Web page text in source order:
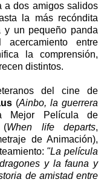
a dos amigos salidos
la más recóndita
y un pequeño panda
entre
la comprensión,
distintos.
del cine de
(Ainbo, la guerrera
Mejor Película de
(When life departs,
de Animación),
"La película
y la fauna y
de amistad entre